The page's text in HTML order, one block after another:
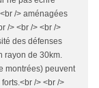
/> aménagées
/> <br /> <br />
des défenses
rayon de 30km.
montrées) peuvent
/> <br />